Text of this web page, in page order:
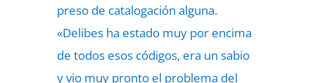
preso de catalogación alguna.
«Delibes ha estado muy por encima
de todos esos códigos, era un sabio
y vio muy pronto el problema del